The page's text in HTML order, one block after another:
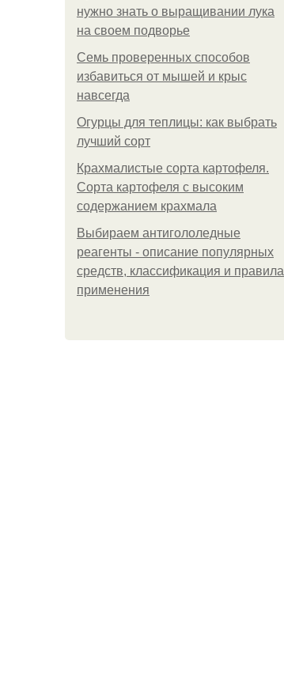
нужно знать о выращивании лука
на своем подворье
Семь проверенных способов
избавиться от мышей и крыс
навсегда
Огурцы для теплицы: как выбрать
лучший сорт
Крахмалистые сорта картофеля.
Сорта картофеля с высоким
содержанием крахмала
Выбираем антигололедные
реагенты - описание популярных
средств, классификация и правила
применения